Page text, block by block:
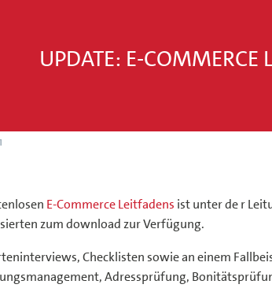
UPDATE: E-COMMERCE
E-Commerce Leitfadens ist unter de r
zum download zur Verfügung.
Checklisten sowie an einem
Adressprüfung,